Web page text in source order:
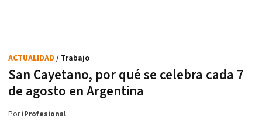
San Cayetano, por qué se celebra cada 7
de agosto en Argentina
ACTUALIDAD / Trabajo
PoriProfesional